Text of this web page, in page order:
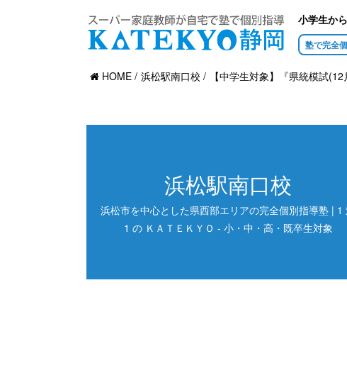
小学生か
塾で完全
HOME 浜松駅南口校 【中学生対象】『県統模試
浜松駅南口校
浜松市を中心とした県西部エリアの完全個別指導塾 | 1
1 の ＫＡＴＥＫＹＯ - 小・中・高・既卒生対象